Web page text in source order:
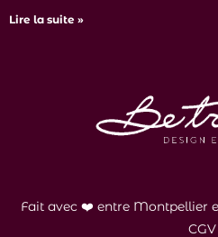
Lire la suite »
Fait avec ❤️ entre Montpellier
CGV